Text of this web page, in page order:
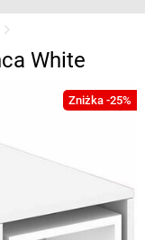
White
Zniżka -25%